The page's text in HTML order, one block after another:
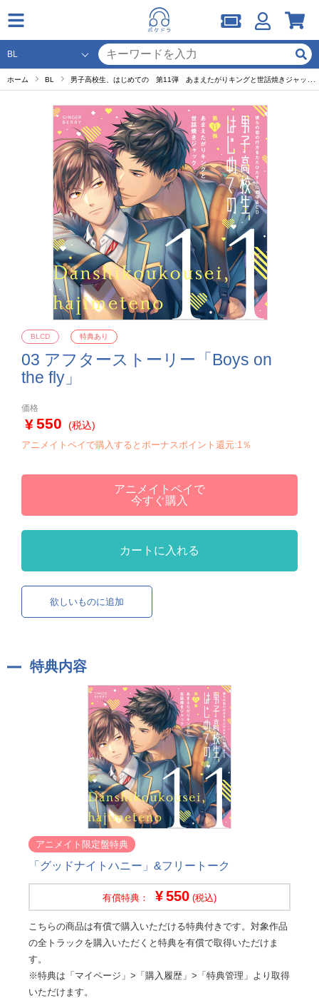
ホーム BL 男子高校生、はじめての 第11弾 あまえたがりキングと世話焼きジャック ～彼らの恋の行方をただひたすらに見守るCD～【出演声優：熊谷健太郎 榎木淳弥】
03 アフターストーリー「Boys on
the fly」
BLCD 特典あり
価格
550 (税込)
アニメイトペイで購入するとボーナスポイント還元:1％
アニメイトペイで
今すぐ購入
カートに入れる
欲しいものに追加
特典内容
アニメイト限定盤特典
「グッドナイトハニー」&フリートーク
有償特典： 550 (税込)
こちらの商品は有償で購入いただける特典付きです。対象作品
の全トラックを購入いただくと特典を有償で取得いただけま
す。
※特典は「マイページ」>「購入履歴」>「特典管理」より取得
いただけます。